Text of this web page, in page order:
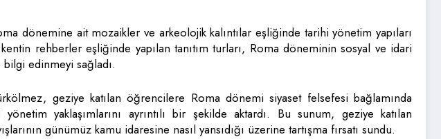
dönemine ait mozaikler ve arkeolojik kalıntılar eşliğinde tarihi yönetim yapıları
rehberler eşliğinde yapılan tanıtım turları, Roma döneminin sosyal ve idari
bilgi edinmeyi sağladı.
geziye katılan öğrencilere Roma dönemi siyaset felsefesi bağlamında
yaklaşımlarını ayrıntılı bir şekilde aktardı. Bu sunum, geziye katılan
günümüz kamu idaresine nasıl yansıdığı üzerine tartışma fırsatı sundu.